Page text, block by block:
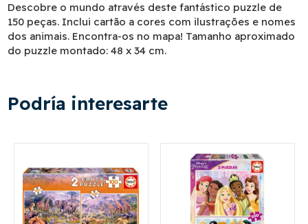
Descobre o mundo através deste fantástico puzzle de
150 peças. Inclui cartão a cores com ilustrações e nomes
dos animais. Encontra-os no mapa! Tamanho aproximado
do puzzle montado: 48 x 34 cm.
Podría interesarte